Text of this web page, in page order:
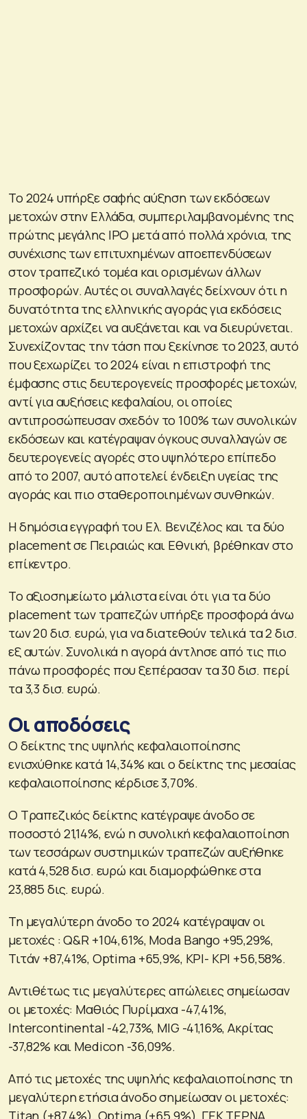
Το 2024 υπήρξε σαφής αύξηση των εκδόσεων
μετοχών στην Ελλάδα, συμπεριλαμβανομένης της
πρώτης μεγάλης IPO μετά από πολλά χρόνια, της
συνέχισης των επιτυχημένων αποεπενδύσεων
στον τραπεζικό τομέα και ορισμένων άλλων
προσφορών. Αυτές οι συναλλαγές δείχνουν ότι η
δυνατότητα της ελληνικής αγοράς για εκδόσεις
μετοχών αρχίζει να αυξάνεται και να διευρύνεται.
Συνεχίζοντας την τάση που ξεκίνησε το 2023, αυτό
που ξεχωρίζει το 2024 είναι η επιστροφή της
έμφασης στις δευτερογενείς προσφορές μετοχών,
αντί για αυξήσεις κεφαλαίου, οι οποίες
αντιπροσώπευσαν σχεδόν το 100% των συνολικών
εκδόσεων και κατέγραψαν όγκους συναλλαγών σε
δευτερογενείς αγορές στο υψηλότερο επίπεδο
από το 2007, αυτό αποτελεί ένδειξη υγείας της
αγοράς και πιο σταθεροποιημένων συνθηκών.
Η δημόσια εγγραφή του Ελ. Βενιζέλος και τα δύο
placement σε Πειραιώς και Εθνική, βρέθηκαν στο
επίκεντρο.
Το αξιοσημείωτο μάλιστα είναι ότι για τα δύο
placement των τραπεζών υπήρξε προσφορά άνω
των 20 δισ. ευρώ, για να διατεθούν τελικά τα 2 δισ.
εξ αυτών. Συνολικά η αγορά άντλησε από τις πιο
πάνω προσφορές που ξεπέρασαν τα 30 δισ. περί
τα 3,3 δισ. ευρώ.
Οι αποδόσεις
Ο δείκτης της υψηλής κεφαλαιοποίησης
ενισχύθηκε κατά 14,34% και ο δείκτης της μεσαίας
κεφαλαιοποίησης κέρδισε 3,70%.
Ο Τραπεζικός δείκτης κατέγραψε άνοδο σε
ποσοστό 21,14%, ενώ η συνολική κεφαλαιοποίηση
των τεσσάρων συστημικών τραπεζών αυξήθηκε
κατά 4,528 δισ. ευρώ και διαμορφώθηκε στα
23,885 δις. ευρώ.
Τη μεγαλύτερη άνοδο το 2024 κατέγραψαν οι
μετοχές : Q&R +104,61%, Moda Bango +95,29%,
Τιτάν +87,41%, Optima +65,9%, ΚΡΙ- ΚΡΙ +56,58%.
Αντιθέτως τις μεγαλύτερες απώλειες σημείωσαν
οι μετοχές: Μαθιός Πυρίμαχα -47,41%,
Intercontinental -42,73%, MIG -41,16%, Ακρίτας
-37,82% και Medicon -36,09%.
Από τις μετοχές της υψηλής κεφαλαιοποίησης τη
μεγαλύτερη ετήσια άνοδο σημείωσαν οι μετοχές:
Τitan (+87,4%), Optima (+65,9%), ΓΕΚ ΤΕΡΝΑ